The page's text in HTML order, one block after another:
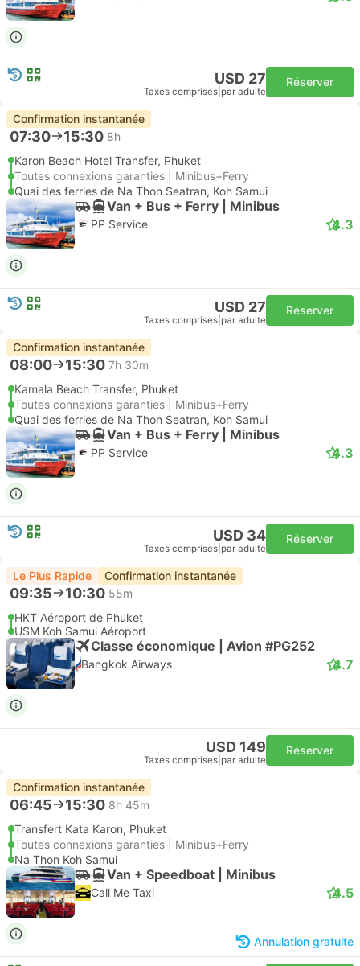
USD 27
Taxes comprises par adulte
Réserver
Confirmation instantanée
07:30 15:30 8h
Karon Beach Hotel Transfer, Phuket
Toutes connexions garanties | Minibus+Ferry
Quai des ferries de Na Thon Seatran, Koh Samui
Van + Bus + Ferry | Minibus
PP Service 4.3
USD 27
Taxes comprises par adulte
Réserver
Confirmation instantanée
08:00 15:30 7h 30m
Kamala Beach Transfer, Phuket
Toutes connexions garanties | Minibus+Ferry
Quai des ferries de Na Thon Seatran, Koh Samui
Van + Bus + Ferry | Minibus
PP Service 4.3
USD 34
Taxes comprises par adulte
Réserver
Le Plus Rapide Confirmation instantanée
09:35 10:30 55m
HKT Aéroport de Phuket
USM Koh Samui Aéroport
Classe économique | Avion #PG252
Bangkok Airways 4.7
USD 149
Taxes comprises par adulte
Réserver
Confirmation instantanée
06:45 15:30 8h 45m
Transfert Kata Karon, Phuket
Toutes connexions garanties | Minibus+Ferry
Na Thon Koh Samui
Van + Speedboat | Minibus
Call Me Taxi 4.5
Annulation gratuite